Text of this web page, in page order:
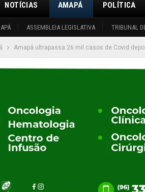
ASSEMBLEIA LEGISLATIVA TRIBUNAL
NOTÍCIAS AMAPÁ POLÍTICA
Amapá ultrapassa 26 mil casos de Covid